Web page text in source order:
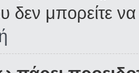
δεν μπορείτε